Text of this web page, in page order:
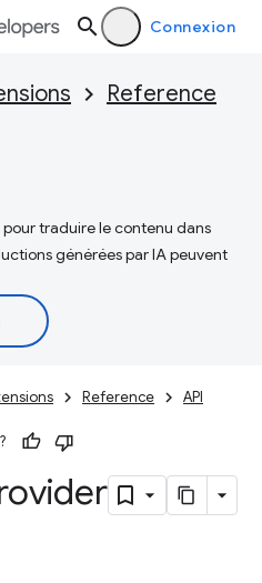
Connexion
Reference
traduire le contenu dans
générées par IA peuvent
Reference API